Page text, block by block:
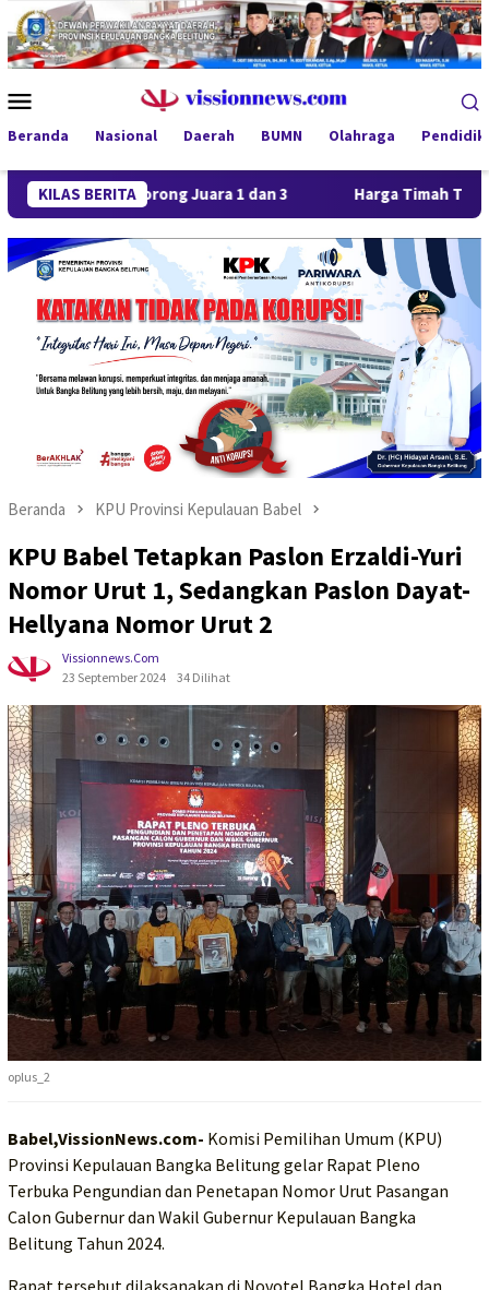
Loncat
ke
konten
Mobile
Beranda Nasional Daerah BUMN Olahraga
KILAS BERITA
Borong Juara 1 dan 3 Harga Timah Turun, Aktivitas
Beranda KPU Provinsi Kepulauan Babel
KPU Babel Tetapkan Paslon Erzaldi-Yuri
Nomor Urut 1, Sedangkan Paslon Dayat-
Hellyana Nomor Urut 2
Vissionnews.com
23 September 2024
34 Dilihat
oplus_2
Babel,VissionNews.com- Komisi Pemilihan Umum (KPU)
Provinsi Kepulauan Bangka Belitung gelar Rapat Pleno
Terbuka Pengundian dan Penetapan Nomor Urut Pasangan
Calon Gubernur dan Wakil Gubernur Kepulauan Bangka
Belitung Tahun 2024.